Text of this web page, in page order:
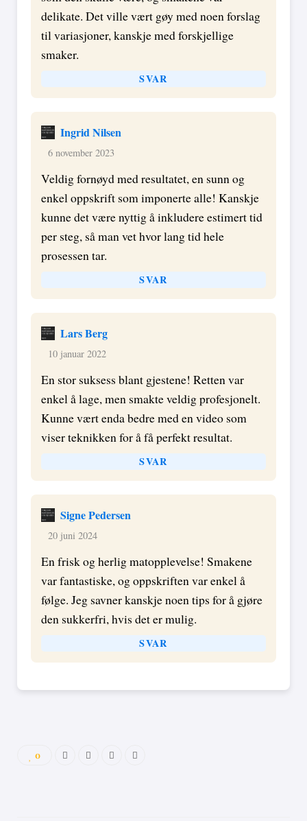
delikate. Det ville vært gøy med noen forslag
til variasjoner, kanskje med forskjellige
smaker.
SVAR
Ingrid Nilsen
6 november 2023
Veldig fornøyd med resultatet, en sunn og
enkel oppskrift som imponerte alle! Kanskje
kunne det være nyttig å inkludere estimert tid
per steg, så man vet hvor lang tid hele
prosessen tar.
SVAR
Lars Berg
10 januar 2022
En stor suksess blant gjestene! Retten var
enkel å lage, men smakte veldig profesjonelt.
Kunne vært enda bedre med en video som
viser teknikken for å få perfekt resultat.
SVAR
Signe Pedersen
20 juni 2024
En frisk og herlig matopplevelse! Smakene
var fantastiske, og oppskriften var enkel å
følge. Jeg savner kanskje noen tips for å gjøre
den sukkerfri, hvis det er mulig.
SVAR
0